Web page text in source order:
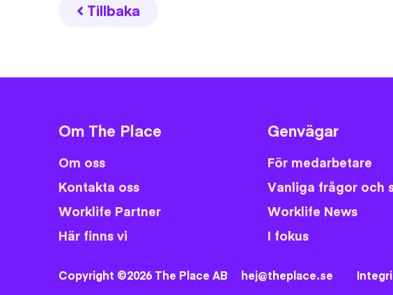
Tillbaka
Om The Place
Om oss
Kontakta oss
Worklife Partner
Här finns vi
Genvägar
För medarbetare
Vanliga frågor och
Worklife News
I fokus
Copyright ©2026 The Place AB hej@theplace.se